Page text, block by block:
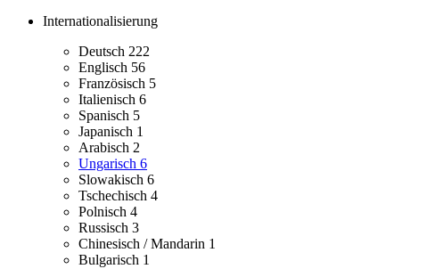
Internationalisierung
Deutsch 222
Englisch 56
Französisch 5
Italienisch 6
Spanisch 5
Japanisch 1
Arabisch 2
Ungarisch 6
Slowakisch 6
Tschechisch 4
Polnisch 4
Russisch 3
Chinesisch / Mandarin 1
Bulgarisch 1